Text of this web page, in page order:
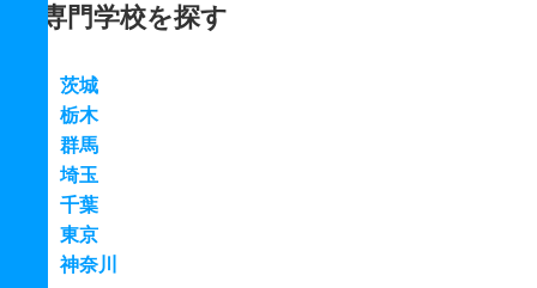
専門学校を探す
茨城
栃木
群馬
埼玉
千葉
東京
神奈川